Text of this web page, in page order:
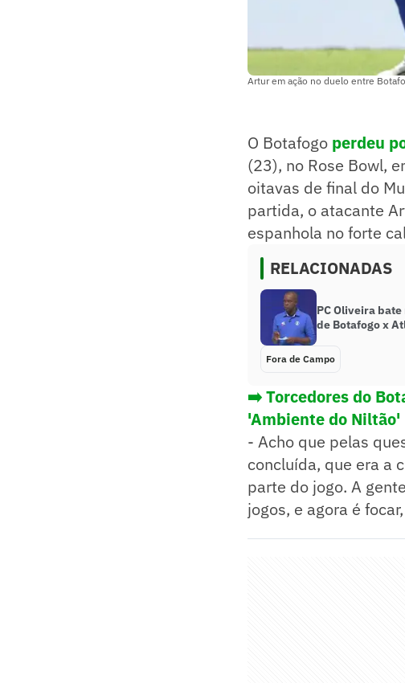
Artur em ação no duelo entre
O Botafogo perdeu
(23), no Rose Bowl,
oitavas de final do
partida, o atacante
espanhola no forte
RELACIONADAS
PC Oliveira
de Botafogo x
Fora de Campo
➡️ Torcedores do
'Ambiente do Niltão'
- Acho que pelas
concluída, que era a
parte do jogo. A
jogos, e agora é